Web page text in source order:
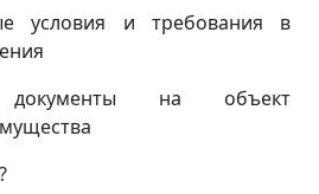
условия и требования в
документы на объект